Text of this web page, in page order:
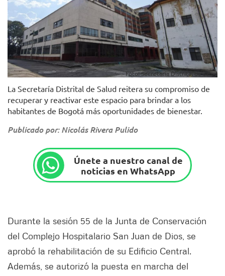
Foto: Secretaría Distrital de Salud
La Secretaría Distrital de Salud reitera su compromiso de
recuperar y reactivar este espacio para brindar a los
habitantes de Bogotá más oportunidades de bienestar.
Publicado por: Nicolás Rivera Pulido
Únete a nuestro canal de
noticias en WhatsApp
Durante la sesión 55 de la Junta de Conservación
del Complejo Hospitalario San Juan de Dios, se
aprobó la rehabilitación de su Edificio Central.
Además, se autorizó la puesta en marcha del